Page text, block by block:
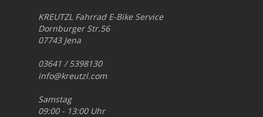
KREUTZL Fahrrad E-Bike Service
Dornburger Str.56
07743 Jena
03641 / 5398130
info@kreutzl.com
Samstag
09:00 - 13:00 Uhr